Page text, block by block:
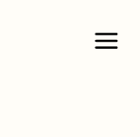
Menu